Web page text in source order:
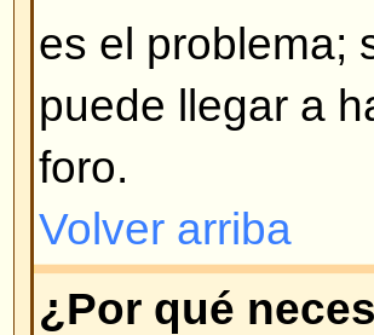
opción al momento
hacer esto si Ud.
compartido, por ej.
etc.
¿Cómo evito que
en las listas de